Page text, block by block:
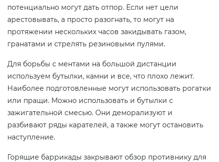
потенциально могут дать отпор. Если нет цели
арестовывать, а просто разогнать, то могут на
протяжении нескольких часов закидывать газом,
гранатами и стрелять резиновыми пулями.
Для борьбы с ментами на большой дистанции
используем бутылки, камни и все, что плохо лежит.
Наиболее подготовленные могут использовать рогатки
или пращи. Можно использовать и бутылки с
зажигательной смесью. Они деморализуют и
разбивают ряды карателей, а также могут остановить
наступление.
Горящие баррикады закрывают обзор противнику для